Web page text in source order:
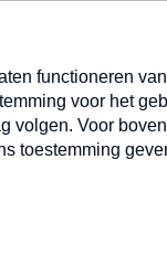
Bakt
Nieuwsbrief
Neem hier